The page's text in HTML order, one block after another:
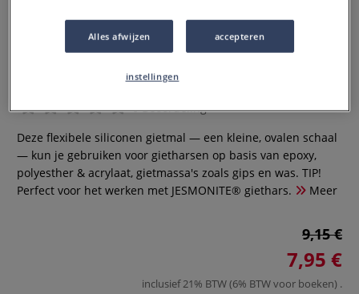
Gietmal schaal ○ ovaal ○ klein —
0 Beoordeling
Deze flexibele siliconen gietmal — een kleine, ovalen schaal
— kun je gebruiken voor gietharsen op basis van epoxy,
polyesther & acrylaat, gietmassa's zoals gips en was. TIP!
Perfect voor het werken met JESMONITE® giethars.
Meer
9,15 €
7,95 €
inclusief 21% BTW (6% BTW voor boeken) .
Alles afwijzen accepteren
instellingen